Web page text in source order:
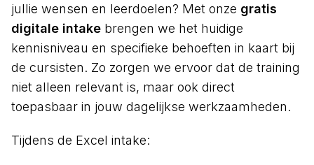
jullie wensen en leerdoelen? Met onze gratis
digitale intake brengen we het huidige
kennisniveau en specifieke behoeften in kaart bij
de cursisten. Zo zorgen we ervoor dat de training
niet alleen relevant is, maar ook direct
toepasbaar in jouw dagelijkse werkzaamheden.
Tijdens de Excel intake: